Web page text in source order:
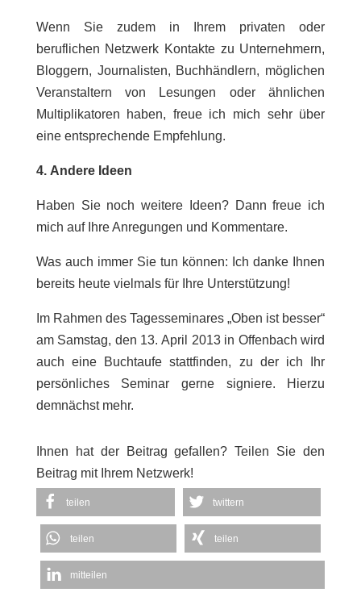
Wenn Sie zudem in Ihrem privaten oder
beruflichen Netzwerk Kontakte zu Unternehmern,
Bloggern, Journalisten, Buchhändlern, möglichen
Veranstaltern von Lesungen oder ähnlichen
Multiplikatoren haben, freue ich mich sehr über
eine entsprechende Empfehlung.
4. Andere Ideen
Haben Sie noch weitere Ideen? Dann freue ich
mich auf Ihre Anregungen und Kommentare.
Was auch immer Sie tun können: Ich danke Ihnen
bereits heute vielmals für Ihre Unterstützung!
Im Rahmen des Tagesseminares „Oben ist besser“
am Samstag, den 13. April 2013 in Offenbach wird
auch eine Buchtaufe stattfinden, zu der ich Ihr
persönliches Seminar gerne signiere. Hierzu
demnächst mehr.
Ihnen hat der Beitrag gefallen? Teilen Sie den
Beitrag mit Ihrem Netzwerk!
teilen twittern
teilen teilen
mitteilen